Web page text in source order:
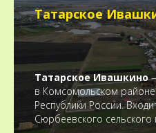
Татарское
Татарское Ивашкино
в Комсомольском
Республики России.
Сюрбеевского сельского